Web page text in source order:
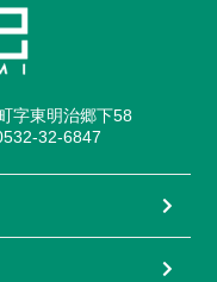
字東明治郷下58
32-6847